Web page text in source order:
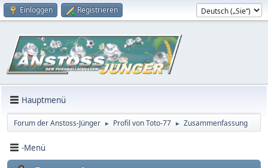
Einloggen Registrieren
Hauptmenü
Forum der Anstoss-Jünger ► Profil von Toto-77 ► Zusammenfassung
-Menü